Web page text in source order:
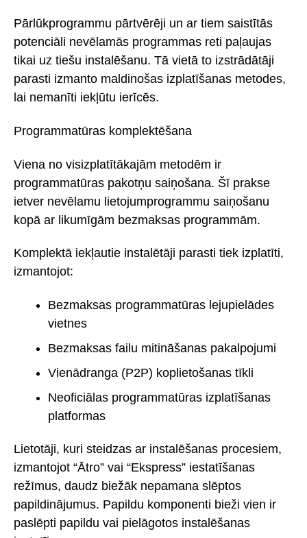
Pārlūkprogrammu pārtvērēji un ar tiem saistītās
potenciāli nevēlamās programmas reti paļaujas
tikai uz tiešu instalēšanu. Tā vietā to izstrādātāji
parasti izmanto maldinošas izplatīšanas metodes,
lai nemanīti iekļūtu ierīcēs.
Programmatūras komplektēšana
Viena no visizplatītākajām metodēm ir
programmatūras pakotņu saiņošana. Šī prakse
ietver nevēlamu lietojumprogrammu saiņošanu
kopā ar likumīgām bezmaksas programmām.
Komplektā iekļautie instalētāji parasti tiek izplatīti,
izmantojot:
Bezmaksas programmatūras lejupielādes
vietnes
Bezmaksas failu mitināšanas pakalpojumi
Vienādranga (P2P) koplietošanas tīkli
Neoficiālas programmatūras izplatīšanas
platformas
Lietotāji, kuri steidzas ar instalēšanas procesiem,
izmantojot “Ātro” vai “Ekspress” iestatīšanas
režīmus, daudz biežāk nepamana slēptos
papildinājumus. Papildu komponenti bieži vien ir
paslēpti papildu vai pielāgotos instalēšanas